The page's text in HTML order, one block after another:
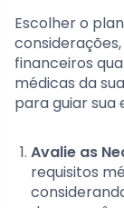
Escolher o
financeiros
médicas da
para guiar sua
Avalie as
requisitos